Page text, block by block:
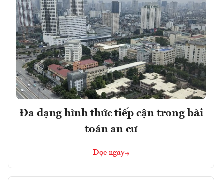
Đa dạng hình thức tiếp cận trong bài
toán an cư
Đọc ngay